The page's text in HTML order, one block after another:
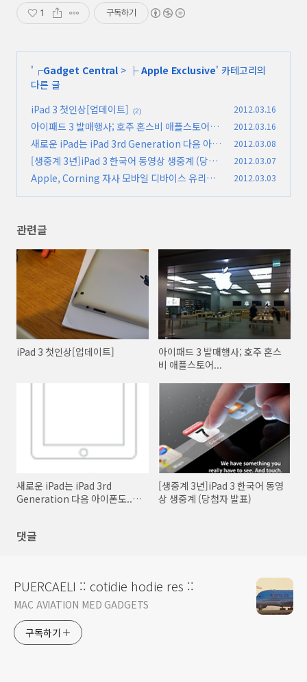
1 구독하기
' ┌Gadget Central > ├ Apple Exclusive' 카테고리의
다른 글
iPad 3 첫인상[업데이트]
(2) 2012.03.16
아이패드 3 발매행사; 호주 혼스비 애플스토어...
(0)
2012.03.16
새로운 iPad는 iPad 3rd Generation 다음 아이
폰도...? 아이폰 4G LTE??
(0)
2012.03.08
[생중계 3년]iPad 3 한국어 동영상 생중계 (당첨
자 발표) (423)
2012.03.07
Apple, Corning 자사 모바일 디바이스 유리판
2012.03.03
관련글
iPad 3 첫인상[업데이트]
아이패드 3 발매행사; 호주 혼스
비 애플스토어...
새로운 iPad는 iPad 3rd
Generation 다음 아이폰도...?
[생중계 3년]iPad 3 한국어 동영
상 생중계 (당첨자 발표)
댓글
PUERCAELI :: cotidie hodie res ::
MAC AVIATION MED GADGETS
구독하기